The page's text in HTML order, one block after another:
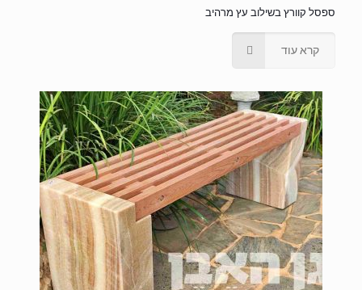
ספסל קוורץ בשילוב עץ מרהיב
קרא עוד